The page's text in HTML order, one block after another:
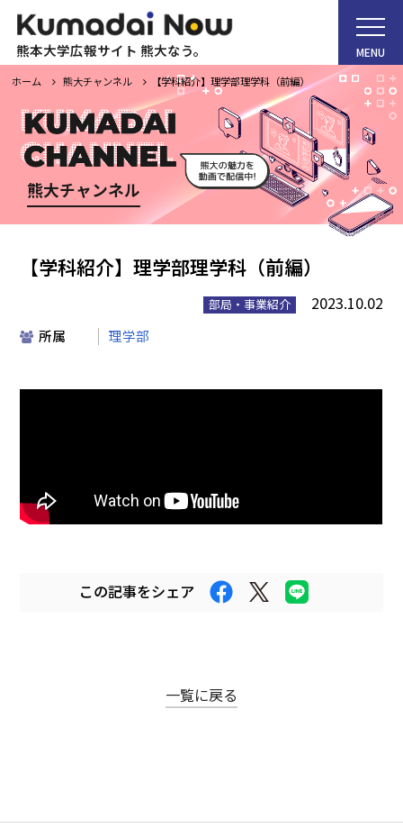
熊本大学広報サイト 熊大なう。
ホーム 熊大チャンネル 【学科紹介】理学部理学科（前編）
熊大チャンネル
【学科紹介】理学部理学科（前編）
部局・事業紹介 2023.10.02
所属 理学部
この記事をシェア
一覧に戻る
MENU
ホーム
Kumadai Now（熊大なう。）とは
熊大タイムズ
熊大チャンネル
メディア・報道機関の方々へ
熊大メールマガジン登録のご案内